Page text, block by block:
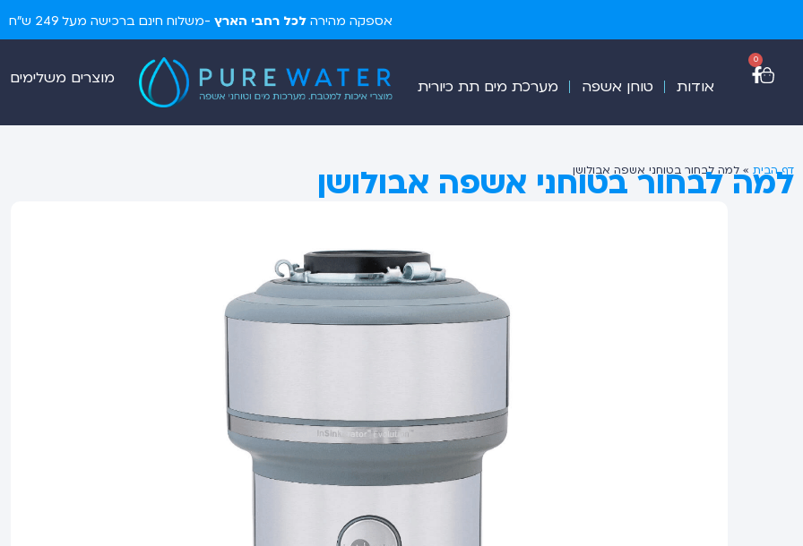
אספקה מהירה לכל רחבי הארץ -משלוח חינם ברכישה מעל 249 ש"ח
0
אודות טוחן אשפה מערכת מים תת כיורית מוצרים משלימים
דף הבית » למה לבחור בטוחני אשפה אבולושן
למה לבחור בטוחני אשפה אבולושן